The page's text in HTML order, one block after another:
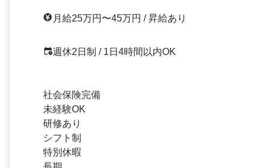
月給25万円〜45万円 / 昇給あり
週休2日制 / 1日4時間以内OK
社会保険完備
未経験OK
研修あり
シフト制
特別休暇